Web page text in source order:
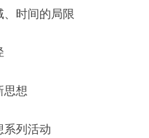
、时间的局限
思想
系列活动